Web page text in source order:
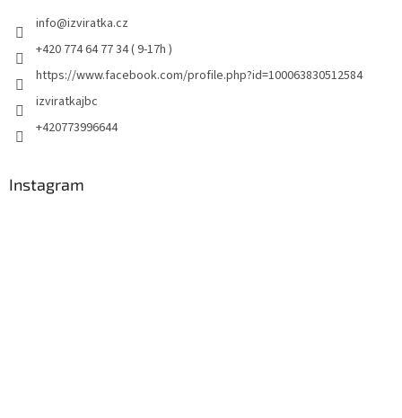
info@izviratka.cz
+420 774 64 77 34 ( 9-17h )
https://www.facebook.com/profile.php?id=100063830512584
izviratkajbc
+420773996644
Instagram